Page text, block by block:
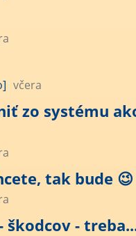
včera
zo systému
tak bude 😉
škodcov -